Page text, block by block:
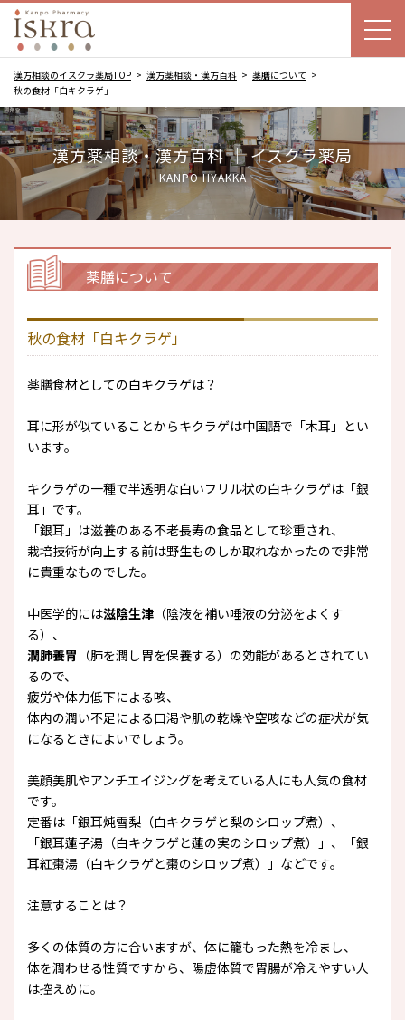
漢方相談のイスクラ薬局TOP 漢方薬相談・漢方百科
薬膳について
秋の食材「白キクラゲ」
漢方薬相談・漢方百科 ｜ イスクラ薬局
KANPO HYAKKA
薬膳について
秋の食材「白キクラゲ」
薬膳食材としての白キクラゲは？
耳に形が似ていることからキクラゲは中国語で「木耳」とい
います。
キクラゲの一種で半透明な白いフリル状の白キクラゲは「銀
耳」です。
「銀耳」は滋養のある不老長寿の食品として珍重され、
栽培技術が向上する前は野生ものしか取れなかったので非常
に貴重なものでした。
中医学的には滋陰生津 （陰液を補い唾液の分泌をよくす
る）、
潤肺養胃 （肺を潤し胃を保養する）の効能があるとされてい
るので、
疲労や体力低下による咳、
体内の潤い不足による口渇や肌の乾燥や空咳などの症状が気
になるときによいでしょう。
美顔美肌やアンチエイジングを考えている人にも人気の食材
です。
定番は「銀耳炖雪梨（白キクラゲと梨のシロップ煮）、
「銀耳蓮子湯（白キクラゲと蓮の実のシロップ煮）」、「銀
耳紅棗湯（白キクラゲと棗のシロップ煮）」などです。
注意することは？
多くの体質の方に合いますが、体に籠もった熱を冷まし、
体を潤わせる性質ですから、陽虚体質で胃腸が冷えやすい人
は控えめに。